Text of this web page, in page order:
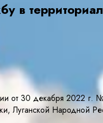
в
от 30 декабря 2022 г.
Луганской Народной